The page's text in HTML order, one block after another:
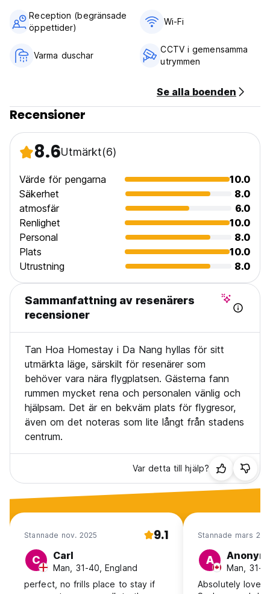
Reception (begränsade
öppettider)
Wi-Fi
Varma duschar
CCTV i gemensamma
utrymmen
Se alla boenden
Recensioner
8.6Utmärkt(6)
Värde för pengarna
10.0
Säkerhet
8.0
atmosfär
6.0
Renlighet
10.0
Personal
8.0
Plats
10.0
Utrustning
8.0
Sammanfattning av resenärers
recensioner
Tan Hoa Homestay i Da Nang hyllas för sitt
utmärkta läge, särskilt för resenärer som
behöver vara nära flygplatsen. Gästerna fann
rummen mycket rena och personalen vänlig och
hjälpsam. Det är en bekväm plats för flygresor,
även om det noteras som lite långt från stadens
centrum.
Var detta till hjälp?
Stannade nov. 2025 9.1
C Carl
Man, 31-40, England
perfect, no frills place to stay if
Stannade mars
A Anonym
Man, 31-
Absolutely loved